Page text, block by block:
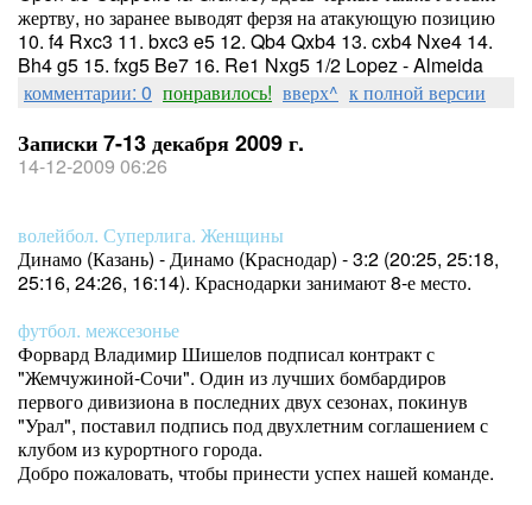
жертву, но заранее выводят ферзя на атакующую позицию
10. f4 Rxc3 11. bxc3 e5 12. Qb4 Qxb4 13. cxb4 Nxe4 14.
Bh4 g5 15. fxg5 Be7 16. Re1 Nxg5 1/2 Lopez - Almeida
комментарии: 0 понравилось! вверх^ к полной версии
Записки 7-13 декабря 2009 г.
14-12-2009 06:26
волейбол. Суперлига. Женщины
Динамо (Казань) - Динамо (Краснодар) - 3:2 (20:25, 25:18,
25:16, 24:26, 16:14). Краснодарки занимают 8-е место.
футбол. межсезонье
Форвард Владимир Шишелов подписал контракт с
"Жемчужиной-Сочи". Один из лучших бомбардиров
первого дивизиона в последних двух сезонах, покинув
"Урал", поставил подпись под двухлетним соглашением с
клубом из курортного города.
Добро пожаловать, чтобы принести успех нашей команде.